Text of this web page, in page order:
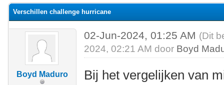
Verschillen challenge hurricane
Boyd Maduro
02-Jun-2024, 01:25 AM (Dit
2024, 02:21 AM door Boyd
Bij het vergelijken van